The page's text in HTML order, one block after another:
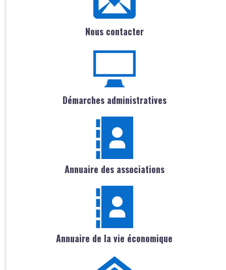
Nous contacter
Démarches administratives
Annuaire des associations
Annuaire de la vie économique